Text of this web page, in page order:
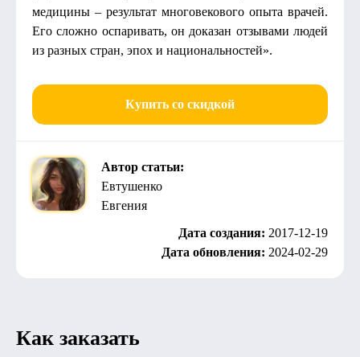
медицины – результат многовекового опыта врачей.
Его сложно оспаривать, он доказан отзывами людей
из разных стран, эпох и национальностей».
Купить со скидкой
Автор статьи:
Евтушенко
Евгения
Дата создания: 2017-12-19
Дата обновления: 2024-02-29
Как заказать